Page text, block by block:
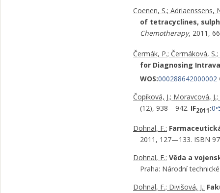
Coenen, S.; Adriaenssens,
of tetracyclines,
Chemotherapy, 2011,
Čermák, P.; Čermáková,
for Diagnosing
WOS:000288642000002
Čopíková, J.; Moravcová,
(12), 938—942. IF2011 :
Dohnal, F.:
2011, 127—133. ISBN
Dohnal, F.: Věda a
Praha: Národní
Dohnal, F.; Divišová, J.: